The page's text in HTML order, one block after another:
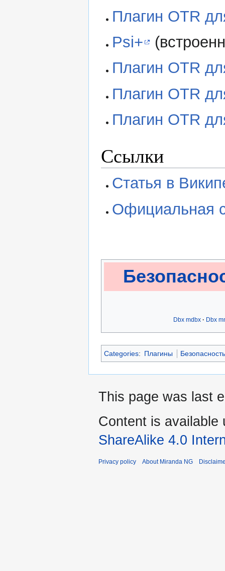
Плагин OTR
Psi+
Плагин OTR
Плагин OTR
Плагин OTR
Ссылки
Статья в
Официальная
Dbx mdbx Dbx
Categories: Плагины
This page was last
Content is available
ShareAlike 4.0
Privacy policy About Miranda NG